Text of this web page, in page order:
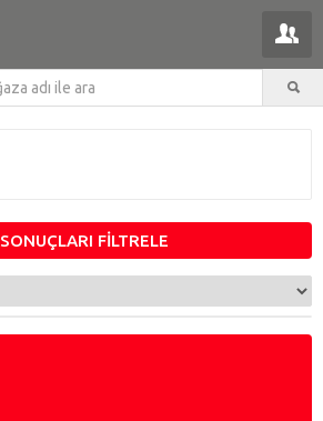
SONUÇLARI FİLTRELE